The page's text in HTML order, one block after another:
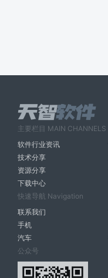
主要栏目 MAIN CHANNELS
软件行业资讯
技术分享
资源分享
下载中心
快速导航 Navigation
联系我们
手机
汽车
公众号